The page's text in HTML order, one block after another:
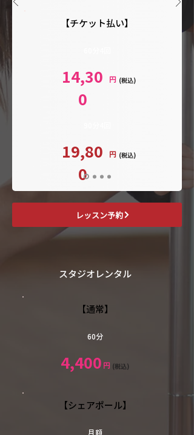
【チケット払い】
14,30
0
円 (税込)
19,80
0
円 (税込)
レッスン予約
スタジオレンタル
【通常】
60分
4,400 円 (税込)
【シェアポール】
月額